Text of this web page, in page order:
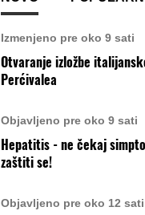
Izmenjeno pre oko 9 sati
Otvaranje izložbe
Perćivalea
Objavljeno pre oko 9 sati
Hepatitis - ne čekaj
zaštiti se!
Objavljeno pre oko 12 sati